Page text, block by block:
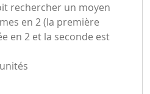
rechercher un moyen
en 2 (la première
en 2 et la seconde est